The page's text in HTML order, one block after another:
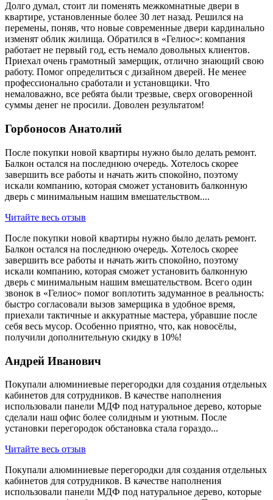
Долго думал, стоит ли поменять межкомнатные двери в
квартире, установленные более 30 лет назад. Решился на
перемены, поняв, что новые современные двери кардинально
изменят облик жилища. Обратился в «Гелиос»: компания
работает не первый год, есть немало довольных клиентов.
Приехал очень грамотный замерщик, отлично знающий свою
работу. Помог определиться с дизайном дверей. Не менее
профессионально сработали и установщики. Что
немаловажно, все ребята были трезвые, сверх оговоренной
суммы денег не просили. Доволен результатом!
Горбоносов Анатолий
После покупки новой квартиры нужно было делать ремонт.
Балкон остался на последнюю очередь. Хотелось скорее
завершить все работы и начать жить спокойно, поэтому
искали компанию, которая сможет установить балконную
дверь с минимальным нашим вмешательством....
Читайте весь отзыв
После покупки новой квартиры нужно было делать ремонт.
Балкон остался на последнюю очередь. Хотелось скорее
завершить все работы и начать жить спокойно, поэтому
искали компанию, которая сможет установить балконную
дверь с минимальным нашим вмешательством. Всего один
звонок в «Гелиос» помог воплотить задуманное в реальность:
быстро согласовали вызов замерщика в удобное время,
приехали тактичные и аккуратные мастера, убравшие после
себя весь мусор. Особенно приятно, что, как новосёлы,
получили дополнительную скидку в 10%!
Андрей Иванович
Покупали алюминиевые перегородки для создания отдельных
кабинетов для сотрудников. В качестве наполнения
использовали панели МДФ под натуральное дерево, которые
сделали наш офис более солидным и уютным. После
установки перегородок обстановка стала гораздо...
Читайте весь отзыв
Покупали алюминиевые перегородки для создания отдельных
кабинетов для сотрудников. В качестве наполнения
использовали панели МДФ под натуральное дерево, которые